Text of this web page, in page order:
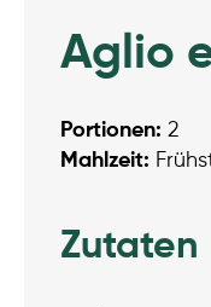
Aglio
Portionen: 2
Mahlzeit:
Zutaten